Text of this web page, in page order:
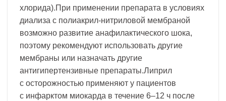
хлорида).При применении препарата в условиях
диализа с полиакрил-нитриловой мембраной
возможно развитие анафилактического шока,
поэтому рекомендуют использовать другие
мембраны или назначать другие
антигипертензивные препараты.Липрил
с осторожностью применяют у пациентов
с инфарктом миокарда в течение 6–12 ч после